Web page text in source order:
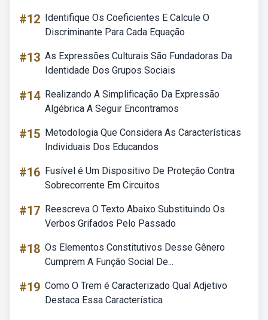
#12 Identifique Os Coeficientes E Calcule O
Discriminante Para Cada Equação
#13 As Expressões Culturais São Fundadoras Da
Identidade Dos Grupos Sociais
#14 Realizando A Simplificação Da Expressão
Algébrica A Seguir Encontramos
#15 Metodologia Que Considera As Características
Individuais Dos Educandos
#16 Fusível é Um Dispositivo De Proteção Contra
Sobrecorrente Em Circuitos
#17 Reescreva O Texto Abaixo Substituindo Os
Verbos Grifados Pelo Passado
#18 Os Elementos Constitutivos Desse Gênero
Cumprem A Função Social De...
#19 Como O Trem é Caracterizado Qual Adjetivo
Destaca Essa Característica